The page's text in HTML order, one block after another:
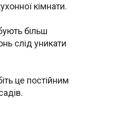
кімнати.
більш
слід уникати
це постійним